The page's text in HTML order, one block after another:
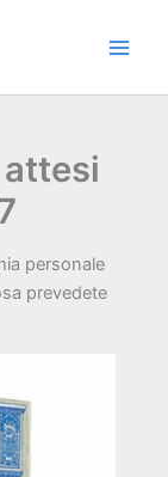
personale
prevedete